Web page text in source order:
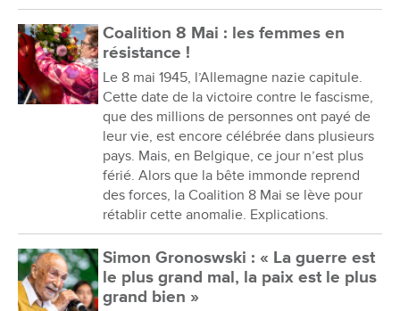
Coalition 8 Mai : les femmes en
résistance !
Le 8 mai 1945, l’Allemagne nazie capitule.
Cette date de la victoire contre le fascisme,
que des millions de personnes ont payé de
leur vie, est encore célébrée dans plusieurs
pays. Mais, en Belgique, ce jour n’est plus
férié. Alors que la bête immonde reprend
des forces, la Coalition 8 Mai se lève pour
rétablir cette anomalie. Explications.
Simon Gronoswski : « La guerre est
le plus grand mal, la paix est le plus
grand bien »